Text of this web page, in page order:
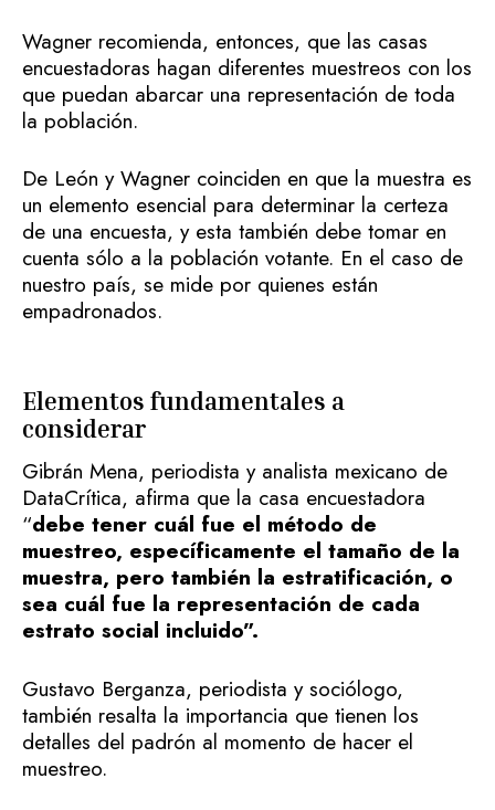
Wagner recomienda, entonces, que las casas
encuestadoras hagan diferentes muestreos con los
que puedan abarcar una representación de toda
la población.
De León y Wagner coinciden en que la muestra es
un elemento esencial para determinar la certeza
de una encuesta, y esta también debe tomar en
cuenta sólo a la población votante. En el caso de
nuestro país, se mide por quienes están
empadronados.
Elementos fundamentales a
considerar
Gibrán Mena, periodista y analista mexicano de
DataCrítica, afirma que la casa encuestadora
“debe tener cuál fue el método de
muestreo, específicamente el tamaño de la
muestra, pero también la estratificación, o
sea cuál fue la representación de cada
estrato social incluido”.
Gustavo Berganza, periodista y sociólogo,
también resalta la importancia que tienen los
detalles del padrón al momento de hacer el
muestreo.